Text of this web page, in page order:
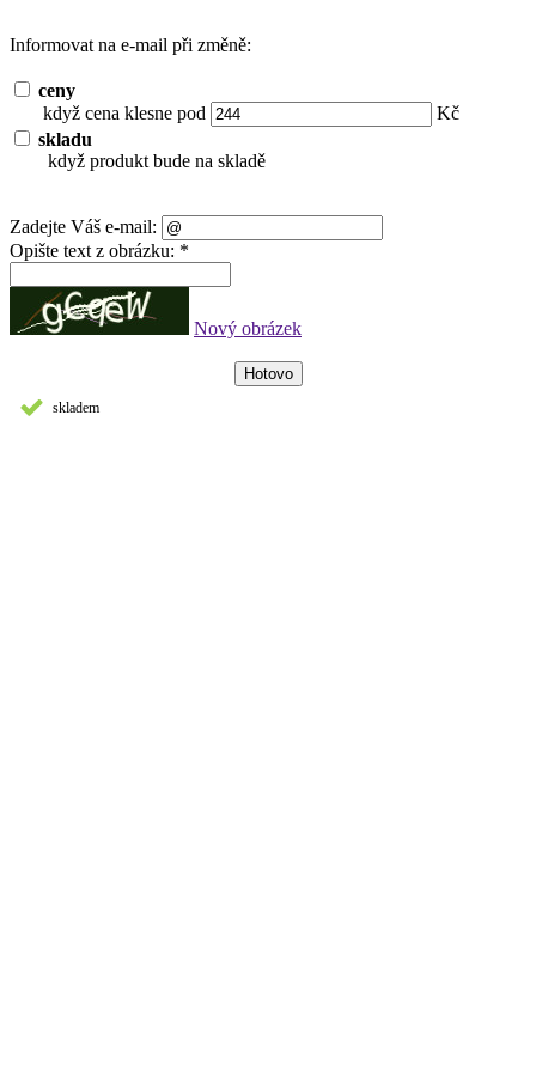
skladem
Informovat na e-mail při změně:
ceny
když cena klesne pod
Kč
skladu
když produkt bude na skladě
Zadejte Váš e-mail:
Opište text z obrázku: *
Nový obrázek